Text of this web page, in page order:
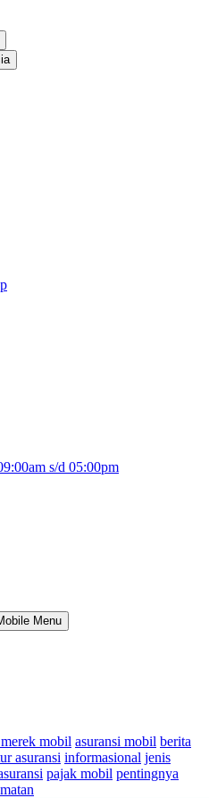
s/d 05:00pm
mobil asuransi mobil berita
asuransi informasional jenis
pajak mobil pentingnya